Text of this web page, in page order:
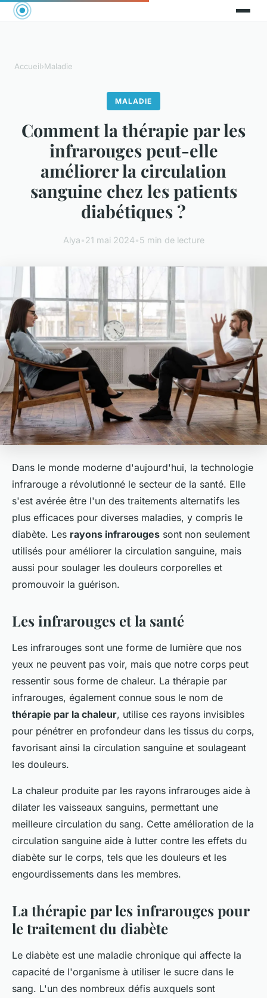
Accueil›Maladie
MALADIE
Comment la thérapie par les
infrarouges peut-elle
améliorer la circulation
sanguine chez les patients
diabétiques ?
Alya•21 mai 2024•5 min de lecture
Dans le monde moderne d'aujourd'hui, la technologie
infrarouge a révolutionné le secteur de la santé. Elle
s'est avérée être l'un des traitements alternatifs les
plus efficaces pour diverses maladies, y compris le
diabète. Les rayons infrarouges sont non seulement
utilisés pour améliorer la circulation sanguine, mais
aussi pour soulager les douleurs corporelles et
promouvoir la guérison.
Les infrarouges et la santé
Les infrarouges sont une forme de lumière que nos
yeux ne peuvent pas voir, mais que notre corps peut
ressentir sous forme de chaleur. La thérapie par
infrarouges, également connue sous le nom de
thérapie par la chaleur, utilise ces rayons invisibles
pour pénétrer en profondeur dans les tissus du corps,
favorisant ainsi la circulation sanguine et soulageant
les douleurs.
La chaleur produite par les rayons infrarouges aide à
dilater les vaisseaux sanguins, permettant une
meilleure circulation du sang. Cette amélioration de la
circulation sanguine aide à lutter contre les effets du
diabète sur le corps, tels que les douleurs et les
engourdissements dans les membres.
La thérapie par les infrarouges pour
le traitement du diabète
Le diabète est une maladie chronique qui affecte la
capacité de l'organisme à utiliser le sucre dans le
sang. L'un des nombreux défis auxquels sont